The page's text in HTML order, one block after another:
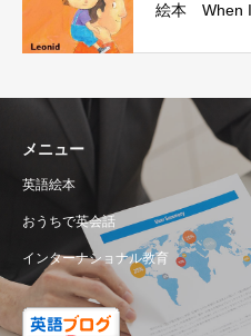
絵本 When I
メニュー
英語絵本
おうちで英会話
インターナショナル教育